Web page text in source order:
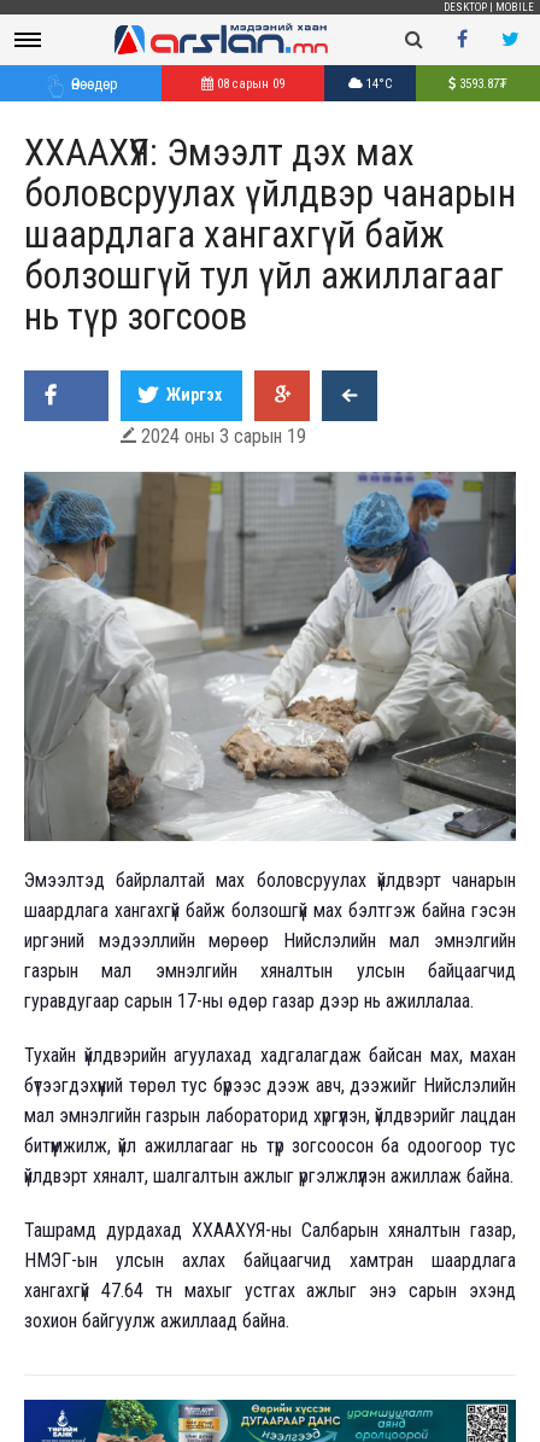
DESKTOP MOBILE
Өнөөдөр 08 сарын 09 14°C 3593.87₮
ХХААХҮЯ: Эмээлт дэх мах
боловсруулах үйлдвэр чанарын
шаардлага хангахгүй байж
болзошгүй тул үйл ажиллагааг
нь түр зогсоов
Жиргэх
 2024 оны 3 сарын 19
Эмээлтэд байрлалтай мах боловсруулах үйлдвэрт чанарын
шаардлага хангахгүй байж болзошгүй мах бэлтгэж байна гэсэн
иргэний мэдээллийн мөрөөр Нийслэлийн мал эмнэлгийн
газрын мал эмнэлгийн хяналтын улсын байцаагчид
гуравдугаар сарын 17-ны өдөр газар дээр нь ажиллалаа.
Тухайн үйлдвэрийн агуулахад хадгалагдаж байсан мах, махан
бүтээгдэхүүний төрөл тус бүрээс дээж авч, дээжийг Нийслэлийн
мал эмнэлгийн газрын лабораторид хүргүүлэн, үйлдвэрийг лацдан
битүүмжилж, үйл ажиллагааг нь түр зогсоосон ба одоогоор тус
үйлдвэрт хяналт, шалгалтын ажлыг үргэлжлүүлэн ажиллаж байна.
Ташрамд дурдахад ХХААХҮЯ-ны Салбарын хяналтын газар,
НМЭГ-ын улсын ахлах байцаагчид хамтран шаардлага
хангахгүй 47.64 тн махыг устгах ажлыг энэ сарын эхэнд
зохион байгуулж ажиллаад байна.